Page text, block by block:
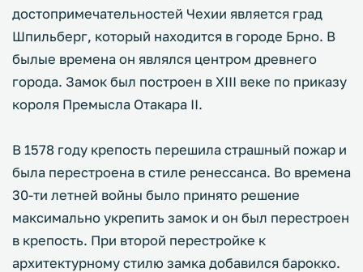
достопримечательностей Чехии является град
Шпильберг, который находится в городе Брно. В
былые времена он являлся центром древнего
города. Замок был построен в XIII веке по приказу
короля Премысла Отакара II.
В 1578 году крепость перешила страшный пожар и
была перестроена в стиле ренессанса. Во времена
30-ти летней войны было принято решение
максимально укрепить замок и он был перестроен
в крепость. При второй перестройке к
архитектурному стилю замка добавился барокко.